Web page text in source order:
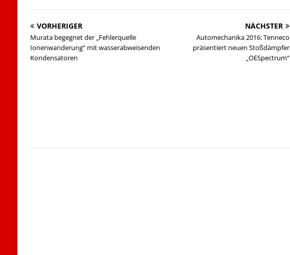
VORHERIGER
Murata begegnet der „Fehlerquelle
Ionenwanderung“ mit wasserabweisenden
Kondensatoren
NÄCHSTER
Automechanika 2016: Tenneco
präsentiert neuen Stoßdämpfer
„OESpectrum“